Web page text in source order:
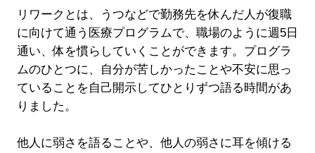
リワークとは、うつなどで勤務先を休んだ人が復職
に向けて通う医療プログラムで、職場のように週5日
通い、体を慣らしていくことができます。プログラ
ムのひとつに、自分が苦しかったことや不安に思っ
ていることを自己開示してひとりずつ語る時間があ
りました。
他人に弱さを語ることや、他人の弱さに耳を傾ける